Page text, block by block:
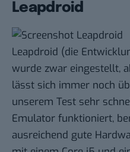
Leapdroid
Leapdroid (die
wurde zwar eingestellt,
lässt sich immer noch
unserem Test sehr
Emulator funktioniert,
ausreichend gute